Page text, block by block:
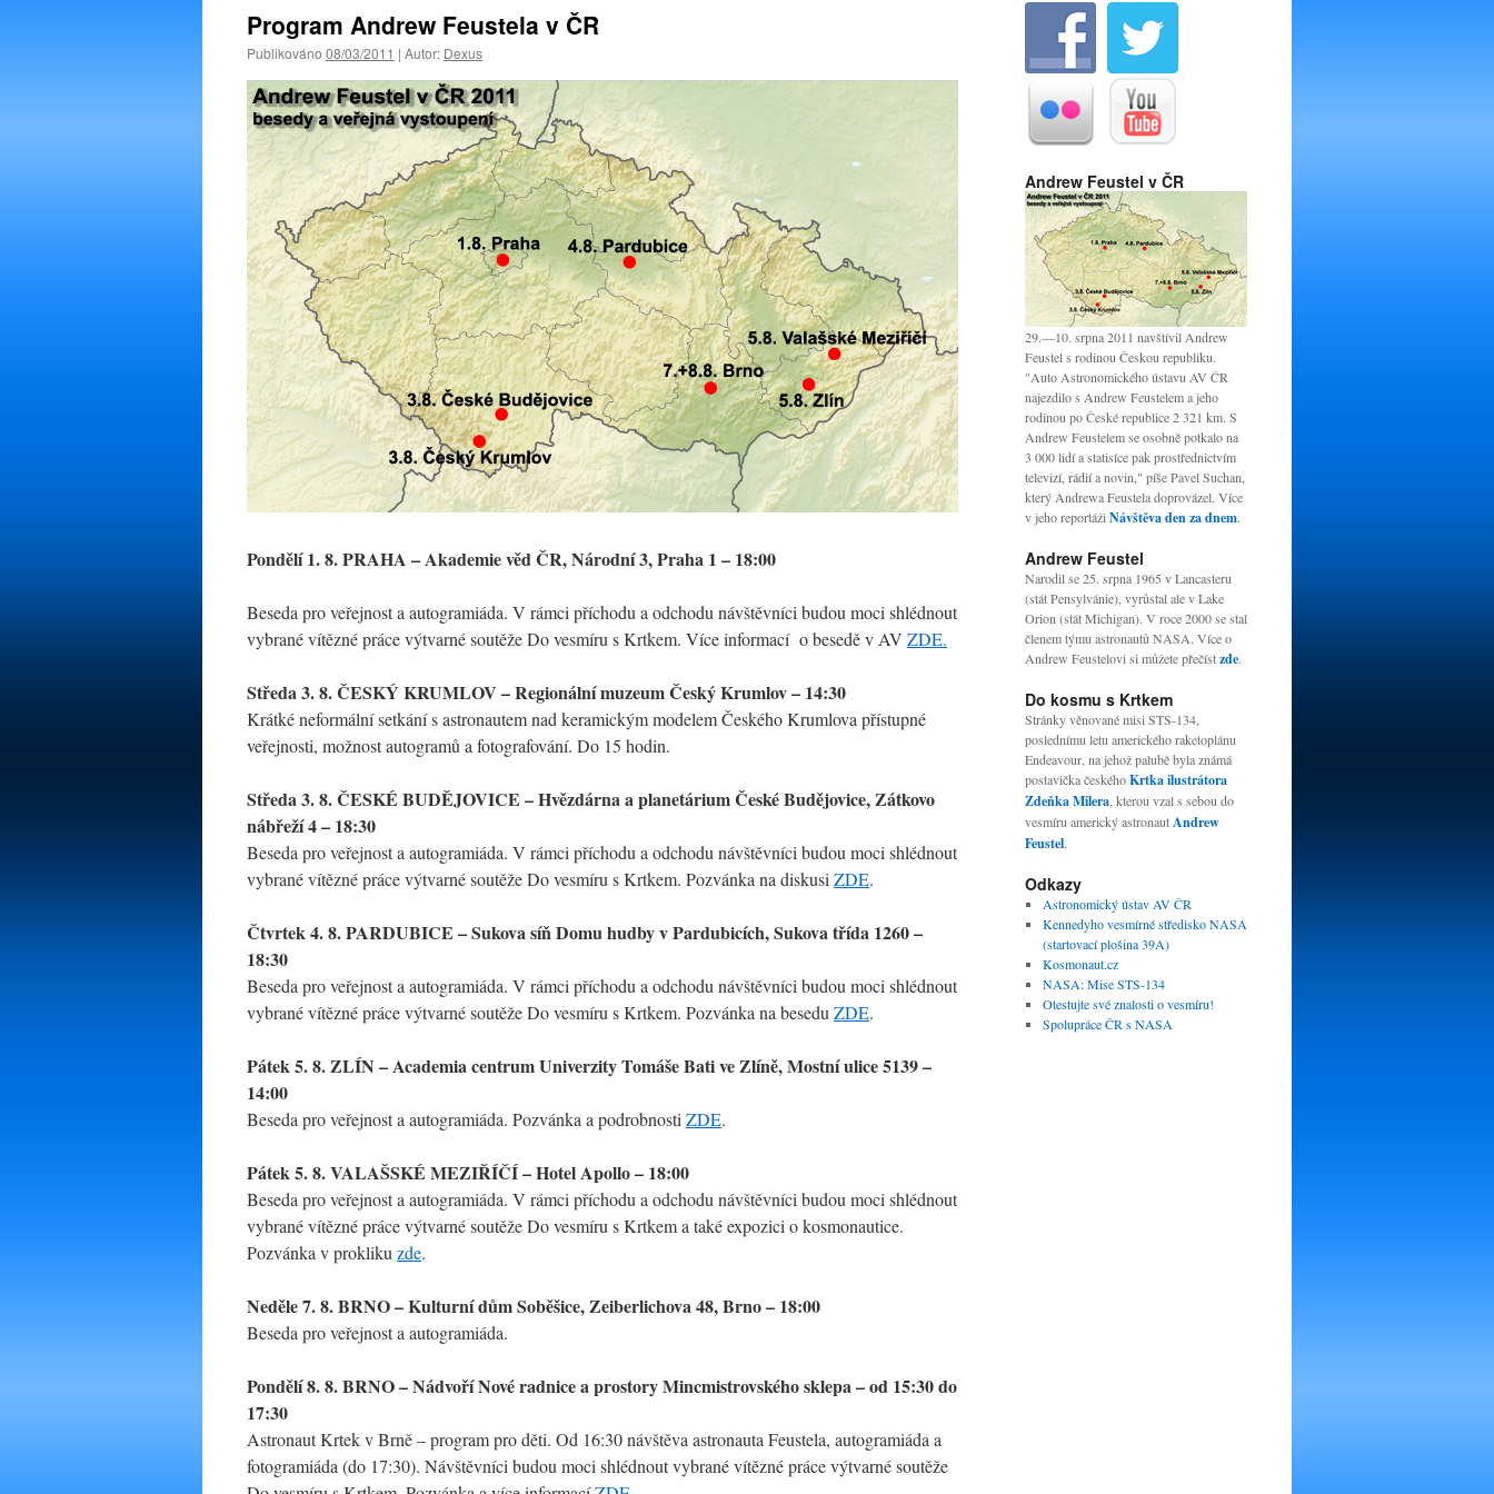
Program Andrew Feustela v ČR
Publikováno 08/03/2011 | Autor: Dexus
Pondělí 1. 8. PRAHA – Akademie věd ČR, Národní 3, Praha 1 – 18:00
Beseda pro veřejnost a autogramiáda. V rámci příchodu a odchodu návštěvníci budou moci shlédnout
vybrané vítězné práce výtvarné soutěže Do vesmíru s Krtkem. Více informací o besedě v AV ZDE.
Středa 3. 8. ČESKÝ KRUMLOV – Regionální muzeum Český Krumlov – 14:30
Krátké neformální setkání s astronautem nad keramickým modelem Českého Krumlova přístupné
veřejnosti, možnost autogramů a fotografování. Do 15 hodin.
Středa 3. 8. ČESKÉ BUDĚJOVICE – Hvězdárna a planetárium České Budějovice, Zátkovo
nábřeží 4 – 18:30
Beseda pro veřejnost a autogramiáda. V rámci příchodu a odchodu návštěvníci budou moci shlédnout
vybrané vítězné práce výtvarné soutěže Do vesmíru s Krtkem. Pozvánka na diskusi ZDE.
Čtvrtek 4. 8. PARDUBICE – Sukova síň Domu hudby v Pardubicích, Sukova třída 1260 –
18:30
Beseda pro veřejnost a autogramiáda. V rámci příchodu a odchodu návštěvníci budou moci shlédnout
vybrané vítězné práce výtvarné soutěže Do vesmíru s Krtkem. Pozvánka na besedu ZDE.
Pátek 5. 8. ZLÍN – Academia centrum Univerzity Tomáše Bati ve Zlíně, Mostní ulice 5139 –
14:00
Beseda pro veřejnost a autogramiáda. Pozvánka a podrobnosti ZDE.
Pátek 5. 8. VALAŠSKÉ MEZIŘÍČÍ – Hotel Apollo – 18:00
Beseda pro veřejnost a autogramiáda. V rámci příchodu a odchodu návštěvníci budou moci shlédnout
vybrané vítězné práce výtvarné soutěže Do vesmíru s Krtkem a také expozici o kosmonautice.
Pozvánka v prokliku zde.
Neděle 7. 8. BRNO – Kulturní dům Soběšice, Zeiberlichova 48, Brno – 18:00
Beseda pro veřejnost a autogramiáda.
Pondělí 8. 8. BRNO – Nádvoří Nové radnice a prostory Mincmistrovského sklepa – od 15:30 do
17:30
Astronaut Krtek v Brně – program pro děti. Od 16:30 návštěva astronauta Feustela, autogramiáda a
fotogramiáda (do 17:30). Návštěvníci budou moci shlédnout vybrané vítězné práce výtvarné soutěže
Andrew Feustel v ČR
29.—10. srpna 2011 navštívil Andrew
Feustel s rodinou Českou republiku.
"Auto Astronomického ústavu AV ČR
najezdilo s Andrew Feustelem a jeho
rodinou po České republice 2 321 km. S
Andrew Feustelem se osobně potkalo na
3 000 lidí a statisíce pak prostřednictvím
televizí, rádií a novin," píše Pavel Suchan,
který Andrewa Feustela doprovázel. Více
v jeho reportáži Návštěva den za dnem.
Andrew Feustel
Narodil se 25. srpna 1965 v Lancasteru
(stát Pensylvánie), vyrůstal ale v Lake
Orion (stát Michigan). V roce 2000 se stal
členem týmu astronautů NASA. Více o
Andrew Feustelovi si můžete přečístzde.
Do kosmu s Krtkem
Stránky věnované misi STS-134,
poslednímu letu amerického raketoplánu
Endeavour, na jehož palubě byla známá
postavička českéhoKrtka ilustrátora
Zdeňka Milera , kterou vzal s sebou do
vesmíru americký astronautAndrew
Feustel.
Odkazy
Astronomický ústav AV ČR
Kennedyho vesmírné středisko NASA
(startovací plošina 39A)
Kosmonaut.cz
NASA: Mise STS-134
Otestujte své znalosti o vesmíru!
Spolupráce ČR s NASA